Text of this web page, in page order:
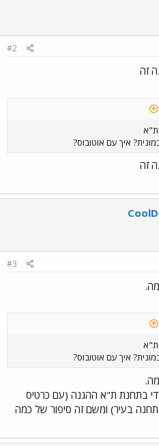
#2
זה
איך עם אוטובוס?
זה
#3
איך עם אוטובוס?
בתחנת ת"א ההגנה (עם כרטיס
בעיר) ומשם זה סיפור של כמה